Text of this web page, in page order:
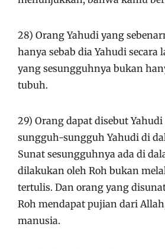
28) Orang Yahudi yang
hanya sebab dia Yahudi secara
yang sesungguhnya bukan
tubuh.
29) Orang dapat disebut
sungguh-sungguh Yahudi di
Sunat sesungguhnya ada di
dilakukan oleh Roh bukan
tertulis. Dan orang yang
Roh mendapat pujian dari
manusia.